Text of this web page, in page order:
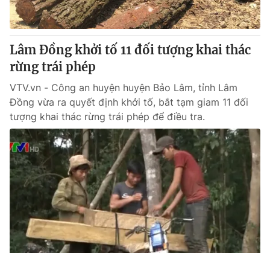
Thị trường 24h Tấm lòng Việt
VTV4 Vươn mình bằng AI
VTV9
Liên hệ tòa soạn English
THỜI BÁO VTV
Theo dõi báo trên
Lâm Đồng khởi tố 11 đối tượng khai thác
rừng trái phép
VTV.vn - Công an huyện huyện Bảo Lâm, tỉnh Lâm
Đồng vừa ra quyết định khởi tố, bắt tạm giam 11 đối
tượng khai thác rừng trái phép để điều tra.